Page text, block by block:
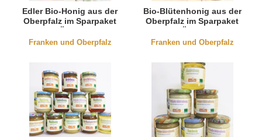
Edler Bio-Honig aus der
Oberpfalz im Sparpaket
Franken und Oberpfalz
Bio-Blütenhonig aus der
Oberpfalz im Sparpaket
Franken und Oberpfalz